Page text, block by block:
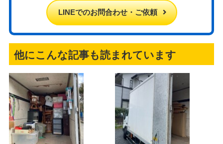
LINEでのお問合わせ・ご依頼
他にこんな記事も読まれています